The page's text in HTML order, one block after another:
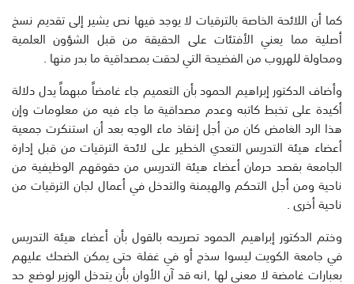
كما أن اللائحة الخاصة بالترقيات لا يوجد فيها نص يشير إلى تقديم نسخ
أصلية مما يعني الأفتئات على الحقيقة من قبل الشؤون العلمية
ومحاولة للهروب من الفضيحة التي لحقت بمصداقية ما بدر منها .
وأضاف الدكتور إبراهيم الحمود بأن التعميم جاء غامضاً مبهماً يدل دلالة
أكيدة على تخبط كاتبه وعدم مصداقية ما جاء فيه من معلومات وإن
هذا الرد الغامض كان من أجل إنقاذ ماء الوجه بعد أن استنكرت جمعية
أعضاء هيئة التدريس التعدي الخطير على لائحة الترقيات من قبل إدارة
الجامعة بقصد حرمان أعضاء هيئة التدريس من حقوقهم الوظيفية من
ناحية ومن أجل التحكم والهيمنة والتدخل في أعمال لجان الترقيات من
ناحية أخرى .
وختم الدكتور إبراهيم الحمود تصريحه بالقول بأن أعضاء هيئة التدريس
في جامعة الكويت ليسوا سذج أو في غفلة حتى يمكن الضحك عليهم
بعبارات غامضة لا معنى لها ,انه قد آن الأوان بأن يتدخل الوزير لوضع حد